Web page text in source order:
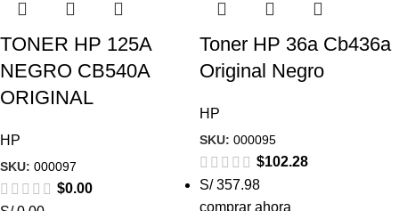
TONER HP 125A
NEGRO CB540A
ORIGINAL
HP
SKU: 000097
$0.00
Toner HP 36a Cb436a
Original Negro
HP
SKU: 000095
$102.28
S/ 357.98
comprar ahora